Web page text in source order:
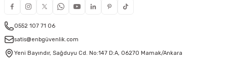
0552 107 71 06
satis@enbgüvenlik.com
Yeni Bayındır, Sağduyu Cd. No:147 D:A, 06270 Mamak/Ankara